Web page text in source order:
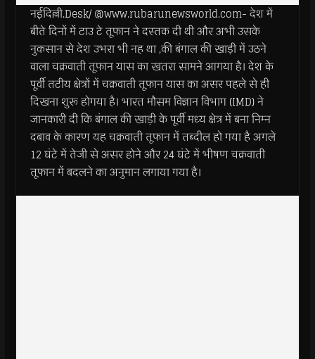
नईदिल्ली.Desk/ @www.rubarunewsworld.com- देश में
बीते दिनों में टाउ टे तूफान ने दस्तक दी थी और अभी उसके
नुकसान से देश उभरा भी नह था ,की बंगाल की खाड़ी में उठने
वाला चक्रवाती तूफान यास का खतरा सामने आगया है। देश के
पूर्वी तटीय क्षेत्रों में चक्रवाती तूफान यास का असर पहले से ही
दिखना शुरू होगया है। भारत मौसम विज्ञान विभाग (IMD) ने
जानकारी दी कि बंगाल की खाड़ी के पूर्वी मध्य क्षेत्र में बना निम्न
दबाव के कारण यह चक्रवाती तूफान में तब्दील हो गया है अगले
12 घंटे में तेजी से असर होने और 24 घंटे में भीषण चक्रवाती
तूफान में बदलने का अनुमान लगाया गया है।